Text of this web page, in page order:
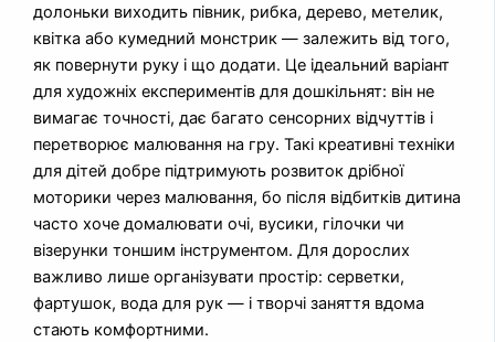
долоньки виходить півник, рибка, дерево, метелик,
квітка або кумедний монстрик — залежить від того,
як повернути руку і що додати. Це ідеальний варіант
для художніх експериментів для дошкільнят: він не
вимагає точності, дає багато сенсорних відчуттів і
перетворює малювання на гру. Такі креативні техніки
для дітей добре підтримують розвиток дрібної
моторики через малювання, бо після відбитків дитина
часто хоче домалювати очі, вусики, гілочки чи
візерунки тоншим інструментом. Для дорослих
важливо лише організувати простір: серветки,
фартушок, вода для рук — і творчі заняття вдома
стають комфортними.